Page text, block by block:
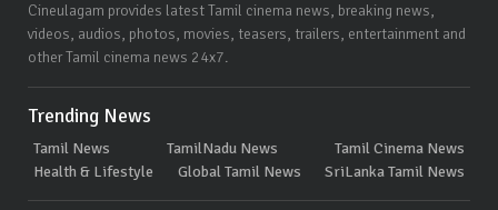
Cineulagam provides latest Tamil cinema news, breaking news,
videos, audios, photos, movies, teasers, trailers, entertainment and
other Tamil cinema news 24x7.
Trending News
Tamil News TamilNadu News
Tamil Cinema News
Health & Lifestyle
Global Tamil News SriLanka Tamil News